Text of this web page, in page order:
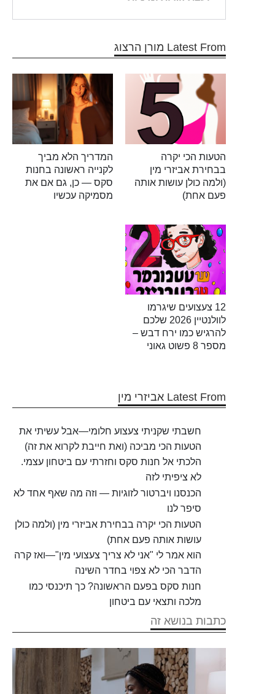
Latest From מורן הרצוג
הטעות הכי יקרה
בבחירת אביזרי מין
(ולמה כולן עושות אותה
פעם אחת)
המדריך הלא מביך
לקנייה ראשונה בחנות
סקס — כן, גם אם את
מסמיקה עכשיו
12 צעצועים שיגרמו
לוולנטיין 2026 שלכם
להרגיש כמו ירח דבש –
מספר 8 פשוט גאוני
Latest From אביזרי מין
חשבתי שקניתי צעצוע חלומי—אבל עשיתי את
הטעות הכי מביכה (ואת חייבת לקרוא את זה)
הלכתי אל חנות סקס וחזרתי עם ביטחון עצמי.
לא ציפיתי לזה
הכנסנו ויברטור לזוגיות — וזה מה שאף אחד לא
סיפר לנו
הטעות הכי יקרה בבחירת אביזרי מין (ולמה כולן
עושות אותה פעם אחת)
הוא אמר לי "אני לא צריך צעצועי מין"—ואז קרה
הדבר הכי לא צפוי בחדר השינה
חנות סקס בפעם הראשונה? כך תיכנסי כמו
מלכה ותצאי עם ביטחון
כתבות בנושא זה